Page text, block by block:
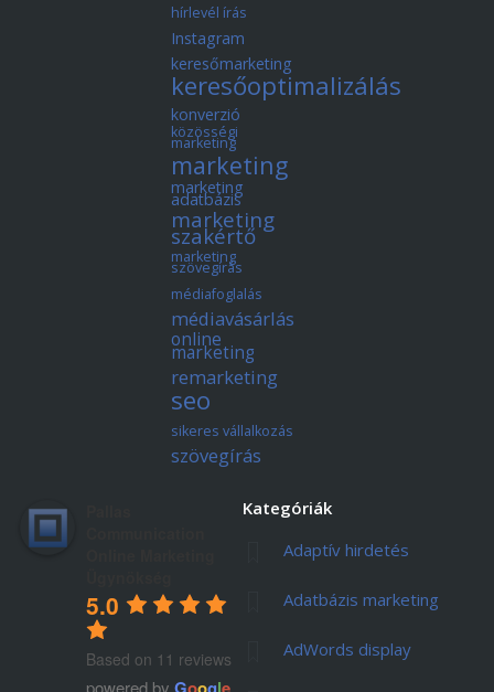
hírlevél írás
Instagram
keresőmarketing
keresőoptimalizálás
konverzió
közösségi
marketing
marketing
marketing
adatbázis
marketing
szakértő
marketing
szövegírás
médiafoglalás
médiavásárlás
online
marketing
remarketing
seo
sikeres vállalkozás
szövegírás
5.0
Based on 11 reviews
Kategóriák
Adaptív hirdetés
Adatbázis marketing
AdWords display